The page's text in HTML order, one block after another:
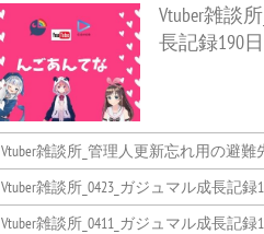
Vtuber雑談
長記録190
Vtuber雑談所_管理人更新忘れ用の避
Vtuber雑談所_0423_ガジュマル成長記録
Vtuber雑談所_0411_ガジュマル成長記録